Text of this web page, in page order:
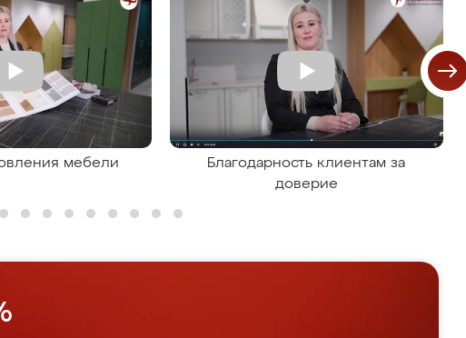
мебели
Благодарность клиентам за
доверие